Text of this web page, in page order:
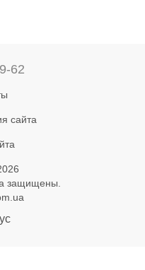
62
сайта
защищены.